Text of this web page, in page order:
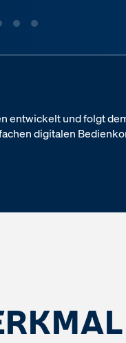
entwickelt und folgt
digitalen